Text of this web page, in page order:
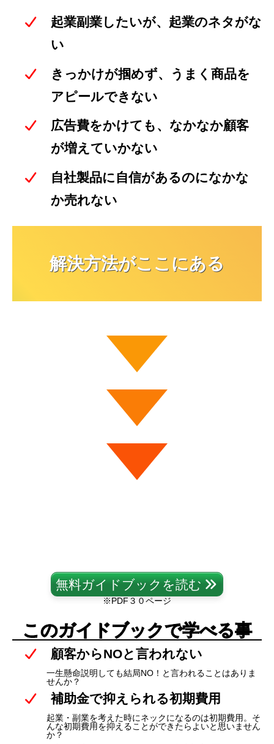
起業副業したいが、起業のネタがな
い
きっかけが掴めず、うまく商品を
アピールできない
広告費をかけても、なかなか顧客
が増えていかない
自社製品に自信があるのになかな
か売れない
解決方法がここにある
無料ガイドブックを読む
※PDF３０ページ
このガイドブックで学べる事
顧客からNOと言われない
一生懸命説明しても結局NO！と言われることはありま
せんか？
補助金で抑えられる初期費用
起業・副業を考えた時にネックになるのは初期費用。そ
んな初期費用を抑えることができたらよいと思いません
か？